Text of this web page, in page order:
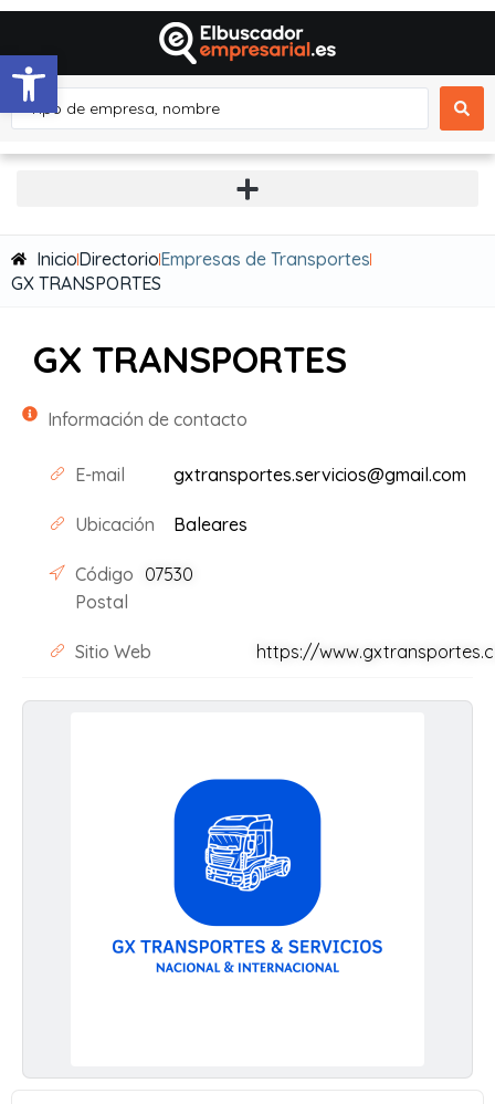
Abrir barra de herramientas
InicioDirectorioEmpresas de Transportes
GX TRANSPORTES
GX TRANSPORTES
Información de contacto
E-mail gxtransportes.servicios@gmail.com
Ubicación Baleares
Código
Postal
07530
Sitio Web https://